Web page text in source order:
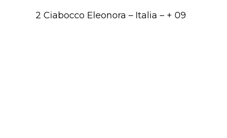
2 Ciabocco Eleonora – Italia – + 09